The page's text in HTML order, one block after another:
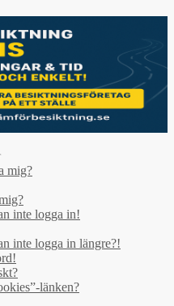
mig?
inte logga in!
inte logga in längre?!
länken?